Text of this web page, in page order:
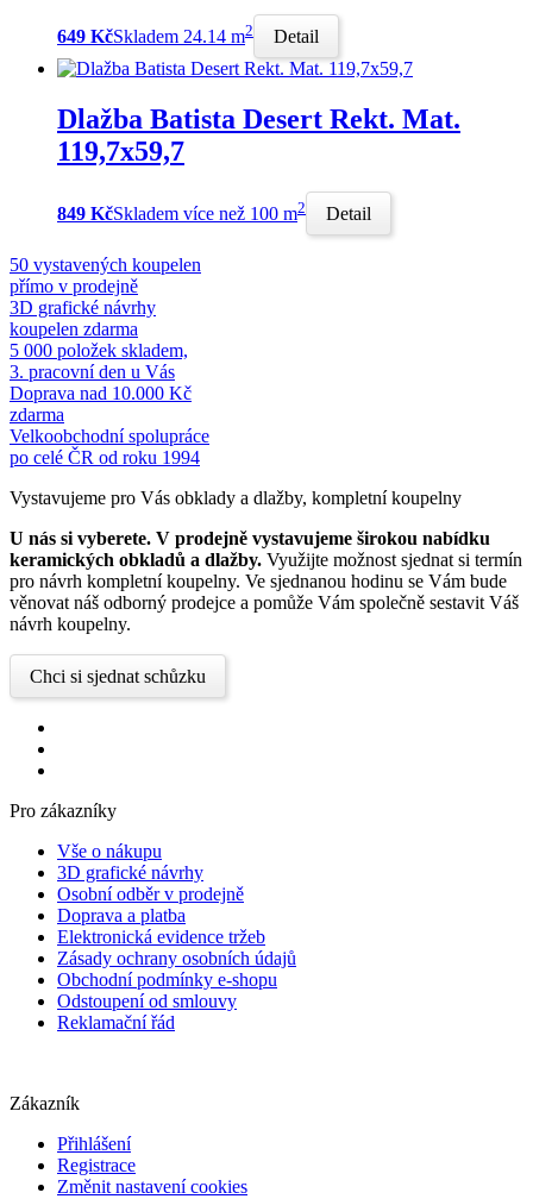
649 KčSkladem 24.14 m2 Detail
Dlažba Batista Desert Rekt. Mat.
119,7x59,7
849 KčSkladem více než 100 m2 Detail
50 vystavených koupelen
přímo v prodejně
3D grafické návrhy
koupelen zdarma
5 000 položek skladem,
3. pracovní den u Vás
Doprava nad 10.000 Kč
zdarma
Velkoobchodní spolupráce
po celé ČR od roku 1994
Vystavujeme pro Vás obklady a dlažby, kompletní koupelny
U nás si vyberete. V prodejně vystavujeme širokou nabídku
keramických obkladů a dlažby. Využijte možnost sjednat si termín
pro návrh kompletní koupelny. Ve sjednanou hodinu se Vám bude
věnovat náš odborný prodejce a pomůže Vám společně sestavit Váš
návrh koupelny.
Chci si sjednat schůzku
Pro zákazníky
Vše o nákupu
3D grafické návrhy
Osobní odběr v prodejně
Doprava a platba
Elektronická evidence tržeb
Zásady ochrany osobních údajů
Obchodní podmínky e-shopu
Odstoupení od smlouvy
Reklamační řád
Zákazník
Přihlášení
Registrace
Změnit nastavení cookies